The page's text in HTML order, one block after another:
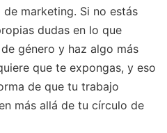
marketing. Si no estás
dudas en lo que
género y haz algo más
que te expongas, y eso
de que tu trabajo
más allá de tu círculo de